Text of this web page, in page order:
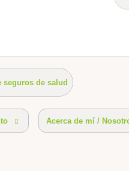
de salud
de yoga existentes
Acerca de mí /